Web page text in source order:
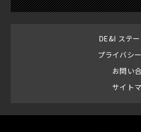
DE&I ステ
プライバシ
お問い
サイト